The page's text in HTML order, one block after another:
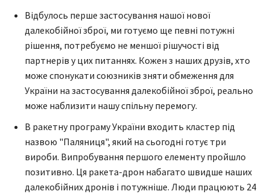
Відбулось перше застосування нашої нової
далекобійної зброї, ми готуємо ще певні потужні
рішення, потребуємо не меншої рішучості від
партнерів у цих питаннях. Кожен з наших друзів, хто
може спонукати союзників зняти обмеження для
України на застосування далекобійної зброї, реально
може наблизити нашу спільну перемогу.
В ракетну програму України входить кластер під
назвою "Паляниця", який на сьогодні готує три
вироби. Випробування першого елементу пройшло
позитивно. Ця ракета-дрон набагато швидше наших
далекобійних дронів і потужніше. Люди працюють 24